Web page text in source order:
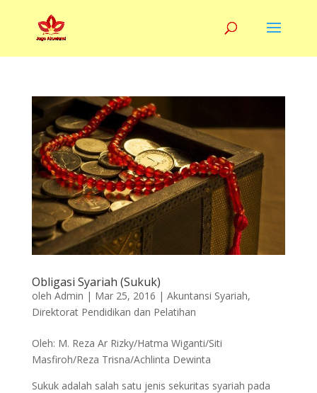
Obligasi Syariah (Sukuk)
oleh Admin | Mar 25, 2016 | Akuntansi Syariah,
Direktorat Pendidikan dan Pelatihan
Oleh: M. Reza Ar Rizky/Hatma Wiganti/Siti
Masfiroh/Reza Trisna/Achlinta Dewinta
Sukuk adalah salah satu jenis sekuritas syariah pada